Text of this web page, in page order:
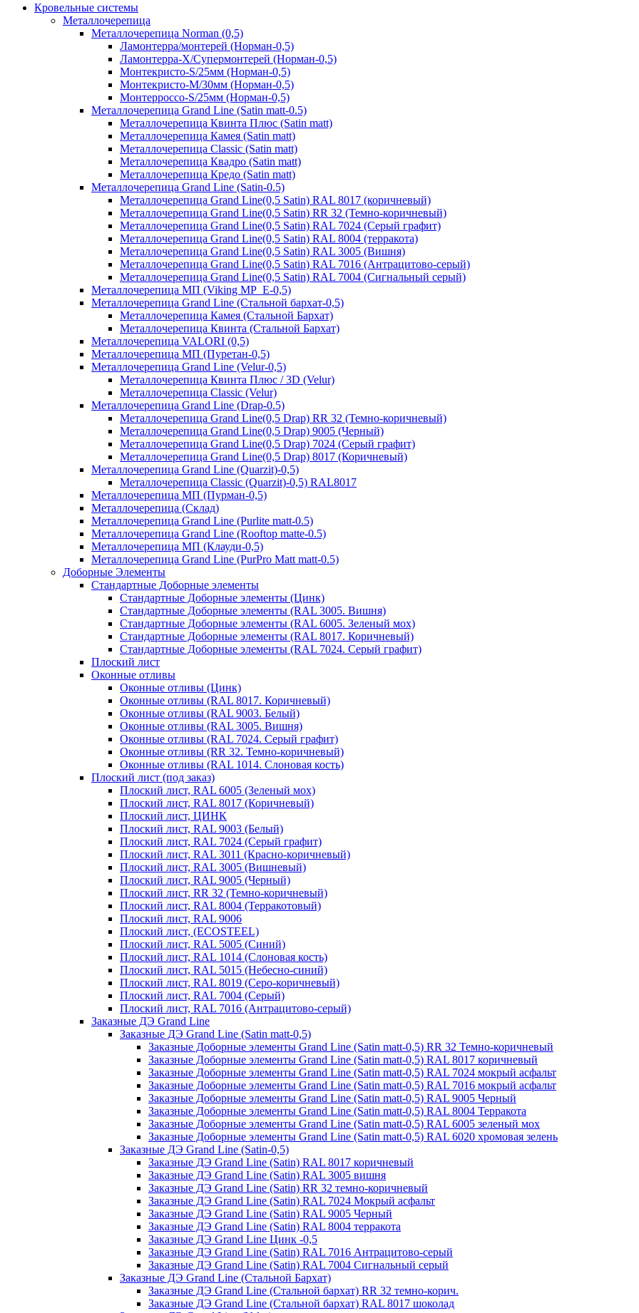
Кровельные системы
Металлочерепица
Металлочерепица Norman (0,5)
Ламонтерра/монтерей (Норман-0,5)
Ламонтерра-Х/Супермонтерей (Норман-0,5)
Монтекристо-S/25мм (Норман-0,5)
Монтекристо-M/30мм (Норман-0,5)
Монтерроссо-S/25мм (Норман-0,5)
Металлочерепица Grand Line (Satin matt-0.5)
Металлочерепица Квинта Плюс (Satin matt)
Металлочерепица Камея (Satin matt)
Металлочерепица Classic (Satin matt)
Металлочерепица Квадро (Satin matt)
Металлочерепица Кредо (Satin matt)
Металлочерепица Grand Line (Satin-0.5)
Металлочерепица Grand Line(0,5 Satin) RAL 8017 (коричневый)
Металлочерепица Grand Line(0,5 Satin) RR 32 (Темно-коричневый)
Металлочерепица Grand Line(0,5 Satin) RAL 7024 (Серый графит)
Металлочерепица Grand Line(0,5 Satin) RAL 8004 (терракота)
Металлочерепица Grand Line(0,5 Satin) RAL 3005 (Вишня)
Металлочерепица Grand Line(0,5 Satin) RAL 7016 (Антрацитово-серый)
Металлочерепица Grand Line(0,5 Satin) RAL 7004 (Сигнальный серый)
Металлочерепица МП (Viking MP_E-0,5)
Металлочерепица Grand Line (Стальной бархат-0,5)
Металлочерепица Камея (Стальной Бархат)
Металлочерепица Квинта (Стальной Бархат)
Металлочерепица VALORI (0,5)
Металлочерепица МП (Пуретан-0,5)
Металлочерепица Grand Line (Velur-0,5)
Металлочерепица Квинта Плюс / 3D (Velur)
Металлочерепица Classic (Velur)
Металлочерепица Grand Line (Drap-0.5)
Металлочерепица Grand Line(0,5 Drap) RR 32 (Темно-коричневый)
Металлочерепица Grand Line(0,5 Drap) 9005 (Черный)
Металлочерепица Grand Line(0,5 Drap) 7024 (Серый графит)
Металлочерепица Grand Line(0,5 Drap) 8017 (Коричневый)
Металлочерепица Grand Line (Quarzit)-0,5)
Металлочерепица Classic (Quarzit)-0,5) RAL8017
Металлочерепица МП (Пурман-0,5)
Металлочерепица (Склад)
Металлочерепица Grand Line (Purlite matt-0.5)
Металлочерепица Grand Line (Rooftop matte-0.5)
Металлочерепица МП (Клауди-0,5)
Металлочерепица Grand Line (PurPro Matt matt-0.5)
Доборные Элементы
Стандартные Доборные элементы
Стандартные Доборные элементы (Цинк)
Стандартные Доборные элементы (RAL 3005. Вишня)
Стандартные Доборные элементы (RAL 6005. Зеленый мох)
Стандартные Доборные элементы (RAL 8017. Коричневый)
Стандартные Доборные элементы (RAL 7024. Серый графит)
Плоский лист
Оконные отливы
Оконные отливы (Цинк)
Оконные отливы (RAL 8017. Коричневый)
Оконные отливы (RAL 9003. Белый)
Оконные отливы (RAL 3005. Вишня)
Оконные отливы (RAL 7024. Серый графит)
Оконные отливы (RR 32. Темно-коричневый)
Оконные отливы (RAL 1014. Слоновая кость)
Плоский лист (под заказ)
Плоский лист, RAL 6005 (Зеленый мох)
Плоский лист, RAL 8017 (Коричневый)
Плоский лист, ЦИНК
Плоский лист, RAL 9003 (Белый)
Плоский лист, RAL 7024 (Серый графит)
Плоский лист, RAL 3011 (Красно-коричневый)
Плоский лист, RAL 3005 (Вишневый)
Плоский лист, RAL 9005 (Черный)
Плоский лист, RR 32 (Темно-коричневый)
Плоский лист, RAL 8004 (Терракотовый)
Плоский лист, RAL 9006
Плоский лист, (ECOSTEEL)
Плоский лист, RAL 5005 (Синий)
Плоский лист, RAL 1014 (Слоновая кость)
Плоский лист, RAL 5015 (Небесно-синий)
Плоский лист, RAL 8019 (Серо-коричневый)
Плоский лист, RAL 7004 (Серый)
Плоский лист, RAL 7016 (Антрацитово-серый)
Заказные ДЭ Grand Line
Заказные ДЭ Grand Line (Satin matt-0,5)
Заказные Доборные элементы Grand Line (Satin matt-0,5) RR 32 Темно-коричневый
Заказные Доборные элементы Grand Line (Satin matt-0,5) RAL 8017 коричневый
Заказные Доборные элементы Grand Line (Satin matt-0,5) RAL 7024 мокрый асфальт
Заказные Доборные элементы Grand Line (Satin matt-0,5) RAL 7016 мокрый асфальт
Заказные Доборные элементы Grand Line (Satin matt-0,5) RAL 9005 Черный
Заказные Доборные элементы Grand Line (Satin matt-0,5) RAL 8004 Терракота
Заказные Доборные элементы Grand Line (Satin matt-0,5) RAL 6005 зеленый мох
Заказные Доборные элементы Grand Line (Satin matt-0,5) RAL 6020 хромовая зелень
Заказные ДЭ Grand Line (Satin-0,5)
Заказные ДЭ Grand Line (Satin) RAL 8017 коричневый
Заказные ДЭ Grand Line (Satin) RAL 3005 вишня
Заказные ДЭ Grand Line (Satin) RR 32 темно-коричневый
Заказные ДЭ Grand Line (Satin) RAL 7024 Мокрый асфальт
Заказные ДЭ Grand Line (Satin) RAL 9005 Черный
Заказные ДЭ Grand Line (Satin) RAL 8004 терракота
Заказные ДЭ Grand Line Цинк -0,5
Заказные ДЭ Grand Line (Satin) RAL 7016 Антрацитово-серый
Заказные ДЭ Grand Line (Satin) RAL 7004 Сигнальный серый
Заказные ДЭ Grand Line (Стальной Бархат)
Заказные ДЭ Grand Line (Стальной бархат) RR 32 темно-корич.
Заказные ДЭ Grand Line (Стальной бархат) RAL 8017 шоколад